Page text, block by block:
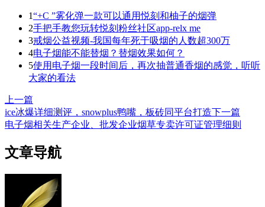
1“+C ”雾化弹一款可以通用悦刻和柚子的烟弹
2手把手教您玩转悦刻粉丝社区app-relx me
3戒烟公益视频-我国每年死于吸烟的人数超300万
4电子烟能不能替烟？替烟效果如何？
5使用电子烟一段时间后，再次抽普通香烟的感觉，听听
大家的看法
上一篇
ice冰爆详细测评，snowplus鸭嘴，板砖同平台打造下一篇
电子烟相关生产企业、批发企业烟草专卖许可证管理细则
文章导航